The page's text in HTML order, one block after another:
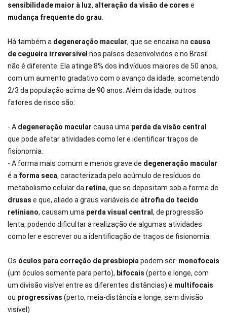
sensibilidade maior à luz, alteração da visão de cores e
mudança frequente do grau
Há também a degeneração macular, que se encaixa na causa
de cegueira irreversível nos países desenvolvidos e no Brasil
não é diferente. Ela atinge 8% dos indivíduos maiores de 50 anos,
com um aumento gradativo com o avanço da idade, acometendo
2/3 da população acima de 90 anos. Além da idade, outros
fatores de risco são:
- A degeneração macular causa uma perda da visão central
que pode afetar atividades como ler e identificar traços de
fisionomia.
- A forma mais comum e menos grave de degeneração macular
é a forma seca, caracterizada pelo acúmulo de resíduos do
metabolismo celular da retina, que se depositam sob a forma de
drusas e que, aliado a graus variáveis de atrofia do tecido
retiniano, causam uma perda visual central, de progressão
lenta, podendo dificultar a realização de algumas atividades
como ler e escrever ou a identificação de traços de fisionomia.
Os óculos para correção de presbiopia podem ser: monofocais
(um óculos somente para perto), bifocais (perto e longe, com
um divisão visível entre as diferentes distâncias) e multifocais
ou progressivas (perto, meia-distância e longe, sem divisão
visível)